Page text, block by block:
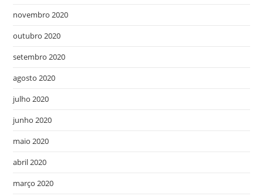
novembro 2020
outubro 2020
setembro 2020
agosto 2020
julho 2020
junho 2020
maio 2020
abril 2020
março 2020